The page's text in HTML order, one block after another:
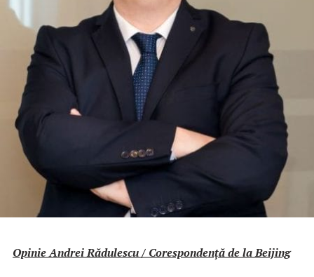
Opinie Andrei Rădulescu / Corespondență de la Beijing